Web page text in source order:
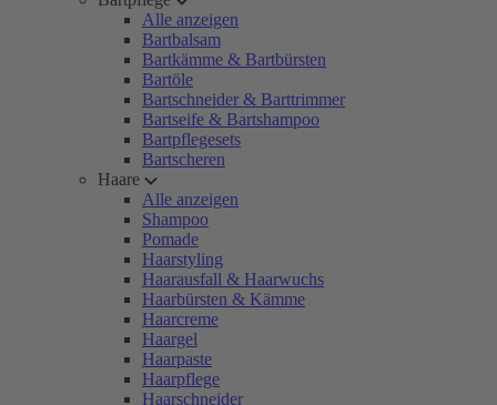
Alle anzeigen
Bartbalsam
Bartkämme & Bartbürsten
Bartöle
Bartschneider & Barttrimmer
Bartseife & Bartshampoo
Bartpflegesets
Bartscheren
Haare
Alle anzeigen
Shampoo
Pomade
Haarstyling
Haarausfall & Haarwuchs
Haarbürsten & Kämme
Haarcreme
Haargel
Haarpaste
Haarpflege
Haarschneider